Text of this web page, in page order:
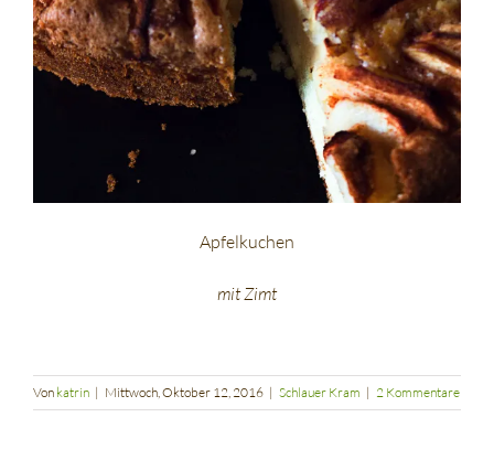
Apfelkuchen
mit Zimt
Von katrin | Mittwoch, Oktober 12, 2016 | Schlauer Kram | 2 Kommentare